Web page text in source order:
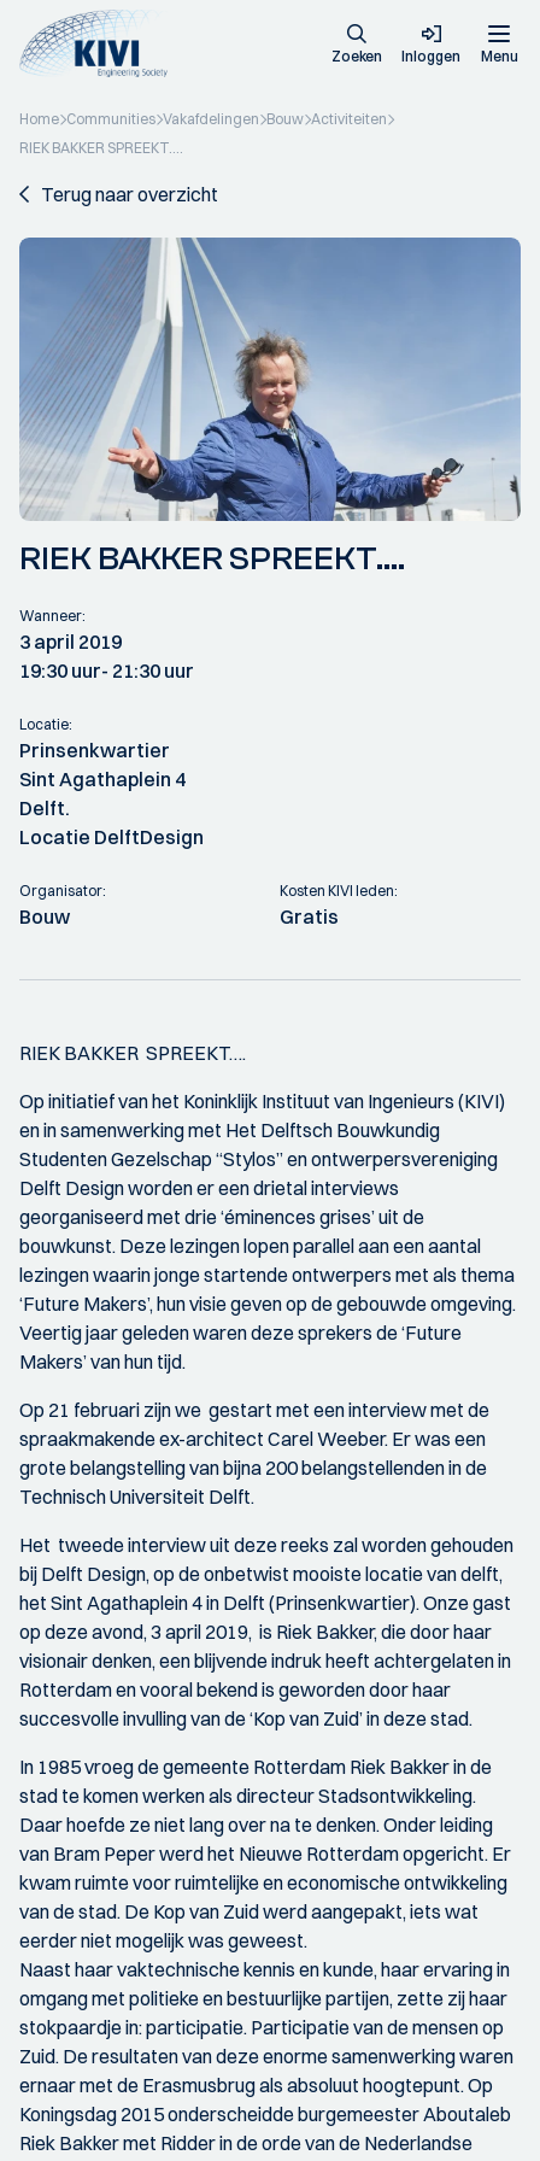
Zoeken Inloggen Menu
Home Communities Vakafdelingen Bouw Activiteiten
RIEK BAKKER SPREEKT….
Terug naar overzicht
RIEK BAKKER SPREEKT….
Wanneer:
3 april 2019
19:30 uur- 21:30 uur
Locatie:
Prinsenkwartier
Sint Agathaplein 4
Delft.
Locatie DelftDesign
Organisator:
Bouw
Kosten KIVI leden:
Gratis
RIEK BAKKER SPREEKT….
Op initiatief van het Koninklijk Instituut van Ingenieurs (KIVI)
en in samenwerking met Het Delftsch Bouwkundig
Studenten Gezelschap “Stylos” en ontwerpersvereniging
Delft Design worden er een drietal interviews
georganiseerd met drie ‘éminences grises’ uit de
bouwkunst. Deze lezingen lopen parallel aan een aantal
lezingen waarin jonge startende ontwerpers met als thema
‘Future Makers’, hun visie geven op de gebouwde omgeving.
Veertig jaar geleden waren deze sprekers de ‘Future
Makers’ van hun tijd.
Op 21 februari zijn we gestart met een interview met de
spraakmakende ex-architect Carel Weeber. Er was een
grote belangstelling van bijna 200 belangstellenden in de
Technisch Universiteit Delft.
Het tweede interview uit deze reeks zal worden gehouden
bij Delft Design, op de onbetwist mooiste locatie van delft,
het Sint Agathaplein 4 in Delft (Prinsenkwartier). Onze gast
op deze avond, 3 april 2019, is Riek Bakker, die door haar
visionair denken, een blijvende indruk heeft achtergelaten in
Rotterdam en vooral bekend is geworden door haar
succesvolle invulling van de ‘Kop van Zuid’ in deze stad.
In 1985 vroeg de gemeente Rotterdam Riek Bakker in de
stad te komen werken als directeur Stadsontwikkeling.
Daar hoefde ze niet lang over na te denken. Onder leiding
van Bram Peper werd het Nieuwe Rotterdam opgericht. Er
kwam ruimte voor ruimtelijke en economische ontwikkeling
van de stad. De Kop van Zuid werd aangepakt, iets wat
eerder niet mogelijk was geweest.
Naast haar vaktechnische kennis en kunde, haar ervaring in
omgang met politieke en bestuurlijke partijen, zette zij haar
stokpaardje in: participatie. Participatie van de mensen op
Zuid. De resultaten van deze enorme samenwerking waren
ernaar met de Erasmusbrug als absoluut hoogtepunt. Op
Koningsdag 2015 onderscheidde burgemeester Aboutaleb
Riek Bakker met Ridder in de orde van de Nederlandse